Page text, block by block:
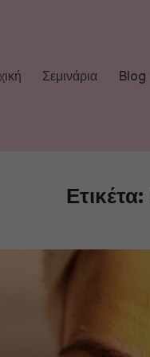
Σεμινάρια Blog
Ετικέτα: